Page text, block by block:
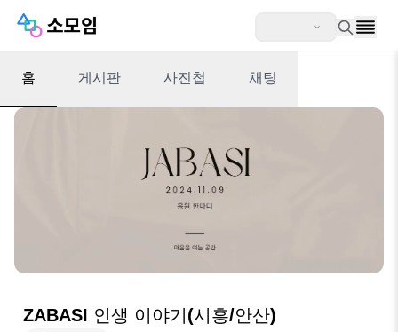
홈 게시판 사진첩 채팅
ZABASI 인생 이야기(시흥/안산)